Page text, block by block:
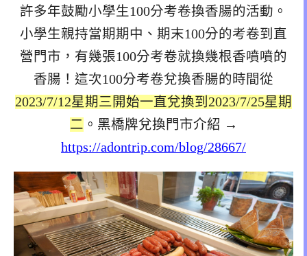
許多年鼓勵小學生100分考卷換香腸的活動。
小學生親持當期期中、期末100分的考卷到直
營門市，有幾張100分考卷就換幾根香噴噴的
香腸！這次100分考卷兌換香腸的時間從
2023/7/12星期三開始一直兌換到2023/7/25星期
二 。黑橋牌兌換門市介紹 →
https://adontrip.com/blog/28667/